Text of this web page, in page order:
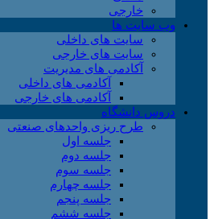
خارجی
وب سایت ها
سایت های داخلی
سایت های خارجی
آکادمی های مدیریت
آکادمی های داخلی
آکادمی های خارجی
دروس دانشگاه
طرح ریزی واحدهای صنعتی
جلسه اول
جلسه دوم
جلسه سوم
جلسه چهارم
جلسه پنجم
جلسه ششم